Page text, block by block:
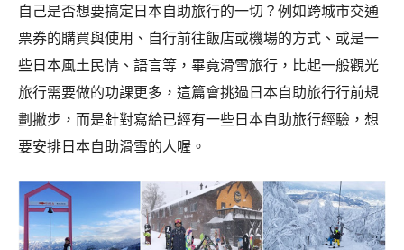
自己是否想要搞定日本自助旅行的一切？例如跨城市交通
票券的購買與使用、自行前往飯店或機場的方式、或是一
些日本風土民情、語言等，畢竟滑雪旅行，比起一般觀光
旅行需要做的功課更多，這篇會挑過日本自助旅行行前規
劃撇步，而是針對寫給已經有一些日本自助旅行經驗，想
要安排日本自助滑雪的人喔。